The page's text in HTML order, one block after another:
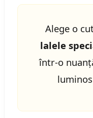
Alege o
lalele
într-o